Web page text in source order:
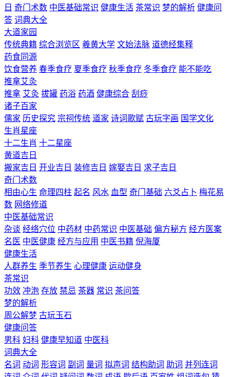
日 奇门术数 中医基础常识 健康生活 茶常识 梦的解析 健康问
答 词典大全
大道家园
传统典籍 综合浏览区 羲黄大学 文始法脉 道德经集释
药食同源
饮食营养 春季食疗 夏季食疗 秋季食疗 冬季食疗 能不能吃
推拿艾灸
推拿 艾灸 拔罐 药浴 药酒 健康综合 刮痧
诸子百家
儒家 历史探究 宗祠传统 道家 诗词歌赋 古玩字画 国学文化
生肖星座
十二生肖 十二星座
黄道吉日
搬家吉日 开业吉日 装修吉日 嫁娶吉日 求子吉日
奇门术数
相由心生 命理四柱 起名 风水 血型 奇门基础 六爻占卜 梅花易
数 网络修道
中医基础常识
杂谈 经络穴位 中药材 中药常识 中医基础 偏方秘方 经方医案
名医 中医健康 经方与应用 中医书籍 倪海厦
健康生活
人群养生 季节养生 心理健康 运动健身
茶常识
功效 冲泡 存放 禁忌 茶器 常识 茶问答
梦的解析
周公解梦 古玩玉石
健康问答
男科 妇科 健康早知道 中医科
词典大全
名词 动词 形容词 副词 量词 拟声词 结构助词 助词 并列连词